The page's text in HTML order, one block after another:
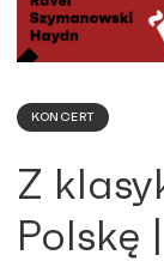
KONCERT
Z
Polskę